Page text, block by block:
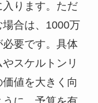
ります。ただ
合は、1000万
要です。具体
スケルトンリ
値を大きく向